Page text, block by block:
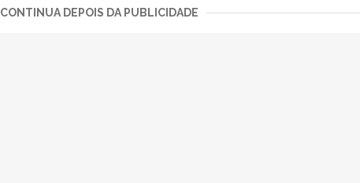
CONTINUA DEPOIS DA PUBLICIDADE